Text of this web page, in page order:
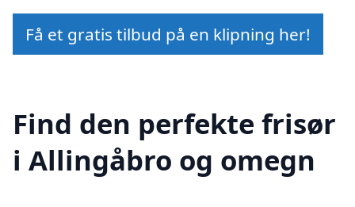
Få et gratis tilbud på en klipning her!
Find den perfekte frisør
i Allingåbro og omegn